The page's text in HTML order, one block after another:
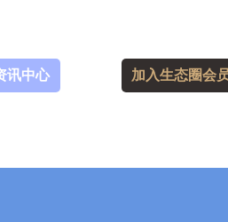
讯中心 加入生态圈会